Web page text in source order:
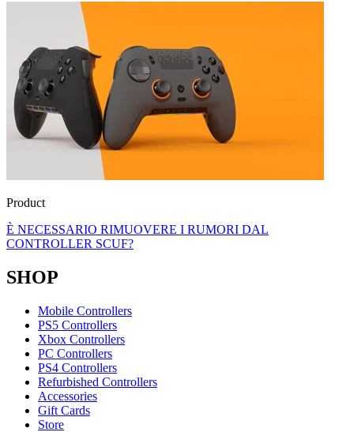
Product
È NECESSARIO RIMUOVERE I RUMORI DAL
CONTROLLER SCUF?
SHOP
Mobile Controllers
PS5 Controllers
Xbox Controllers
PC Controllers
PS4 Controllers
Refurbished Controllers
Accessories
Gift Cards
Store